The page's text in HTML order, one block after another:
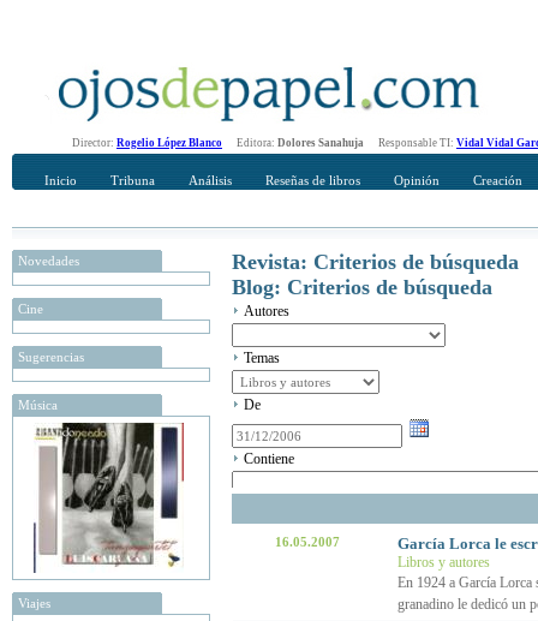
Director: Rogelio López Blanco Editora: Dolores Sanahuja Responsable TI: Vidal Vidal
Inicio Tribuna Análisis Reseñas de libros Opinión Creación
Novedades
Cine
Sugerencias
Música
Viajes
Revista: Criterios de búsqueda
Blog: Criterios de búsqueda
Autores
Temas
De
Contiene
16.05.2007 García Lorca le
Libros y autores
En 1924 a García Lorca
granadino le dedicó un